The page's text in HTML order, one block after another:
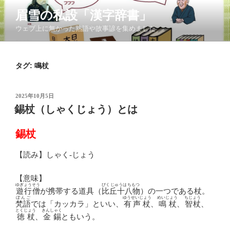
コ
ン
テ
ン
眉雪の私設「漢字辞書」
ウェブ上に無かった熟語や故事諺を集めました
タグ: 鳴杖
投
稿
日:
2025年10月5日
錫杖（しゃくじょう）とは
錫杖
【読み】しゃく-じょう
【意味】
遊行僧
ゆぎょうそう
が携帯する道具（ 比丘十八物
びくじゅうはちもつ
）の一つである杖。
梵語
ぼんご
では「カッカラ」といい、 有声杖
ゆうせいじょう
、 鳴杖
めいじょう
、 智杖
ちじょう
、
徳杖
とくじょう
、 金錫
きんしゃく
ともいう。